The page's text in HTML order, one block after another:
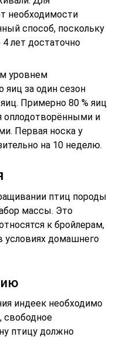
необходимости
способ, поскольку
лет достаточно
уровнем
яиц за один сезон
Примерно 80 % яиц
оплодотворёнными и
Первая носка у
на 10 неделю.
птиц породы
массы. Это
к бройлерам,
домашнего
индеек необходимо
свободное
птицу должно